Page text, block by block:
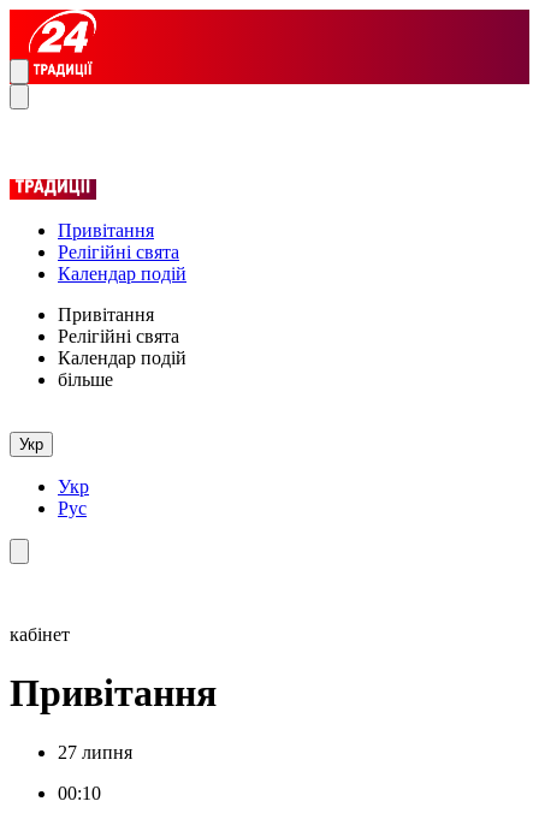
Привітання
Релігійні свята
Календар подій
Привітання
Релігійні свята
Календар подій
більше
Укр
Укр
Рус
кабінет
Привітання
27 липня
00:10